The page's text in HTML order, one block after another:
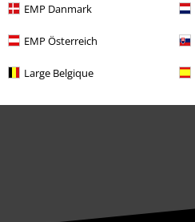
EMP Danmark
EMP Österreich
Large Belgique
Partnerprogrammer